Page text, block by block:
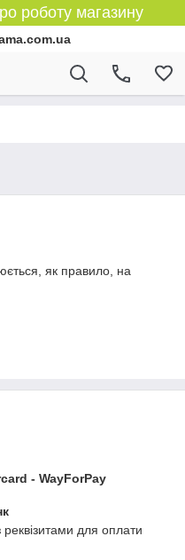
роботу магазину
як правило, на
- WayForPay
для оплати